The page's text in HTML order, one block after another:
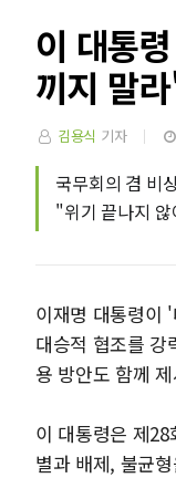
이 대통
끼지 말
김용식 기자
국무회의 겸 비
"위기 끝나지
이재명 대통령이
대승적 협조를 강
용 방안도 함께
이 대통령은 제
별과 배제, 불균